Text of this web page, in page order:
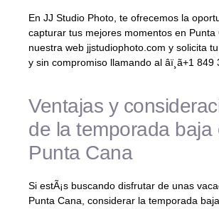
En JJ Studio Photo, te ofrecemos la
capturar tus mejores momentos en Punta
nuestra web jjstudiophoto.com y solicita
y sin compromiso llamando al âï¸ã+1 849
Ventajas y
de la temporada baja
Punta Cana
Si estÃ¡s buscando disfrutar de unas
Punta Cana, considerar la temporada